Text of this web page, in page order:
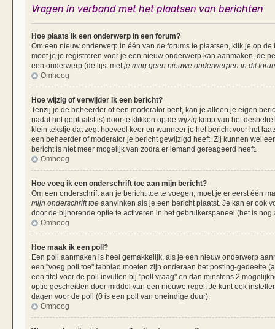
Vragen in verband met het plaatsen van berichten
Hoe plaats ik een onderwerp in een forum?
Om een nieuw onderwerp in één van de forums te plaatsen, klik je op
moet je je registreren voor je een nieuw onderwerp kan aanmaken, de
een onderwerp (de lijst met je mag geen nieuwe onderwerpen in dit
Omhoog
Hoe wijzig of verwijder ik een bericht?
Tenzij je de beheerder of een moderator bent, kan je alleen je eigen
nadat het geplaatst is) door te klikken op de wijzig knop van het
klein tekstje dat zegt hoeveel keer en wanneer je het bericht voor het
een beheerder of moderator je bericht gewijzigd heeft. Zij kunnen wel
bericht is niet meer mogelijk van zodra er iemand gereageerd heeft.
Omhoog
Hoe voeg ik een onderschrift toe aan mijn bericht?
Om een onderschrift aan je bericht toe te voegen, moet je er eerst één
mijn onderschrift toe aanvinken als je een bericht plaatst. Je kan er ook
door de bijhorende optie te activeren in het gebruikerspaneel (het is
Omhoog
Hoe maak ik een poll?
Een poll aanmaken is heel gemakkelijk, als je een nieuw onderwerp
een "voeg poll toe" tabblad moeten zijn onderaan het posting-gedeelte
een titel voor de poll invullen bij "poll vraag" en dan minstens 2
optie gescheiden door middel van een nieuwe regel. Je kunt ook
dagen voor de poll (0 is een poll van oneindige duur).
Omhoog